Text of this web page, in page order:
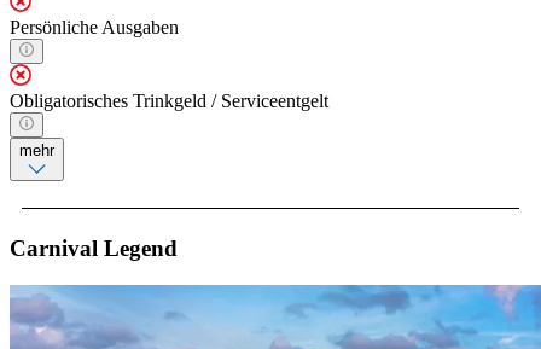
Persönliche Ausgaben
Obligatorisches Trinkgeld / Serviceentgelt
mehr
Carnival Legend